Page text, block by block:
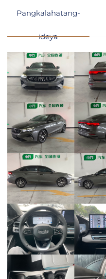
Pangkalahatang-
ideya